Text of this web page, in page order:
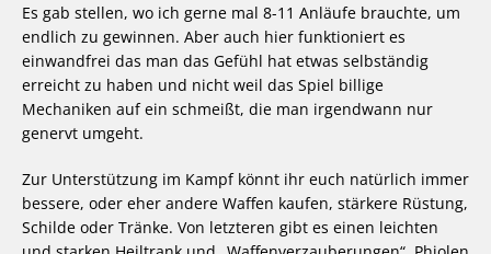
Es gab stellen, wo ich gerne mal 8-11 Anläufe brauchte, um
endlich zu gewinnen. Aber auch hier funktioniert es
einwandfrei das man das Gefühl hat etwas selbständig
erreicht zu haben und nicht weil das Spiel billige
Mechaniken auf ein schmeißt, die man irgendwann nur
genervt umgeht.
Zur Unterstützung im Kampf könnt ihr euch natürlich immer
bessere, oder eher andere Waffen kaufen, stärkere Rüstung,
Schilde oder Tränke. Von letzteren gibt es einen leichten